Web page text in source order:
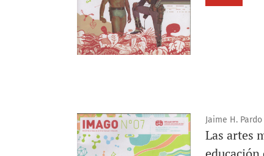
Jaime H. Pardo
Las artes